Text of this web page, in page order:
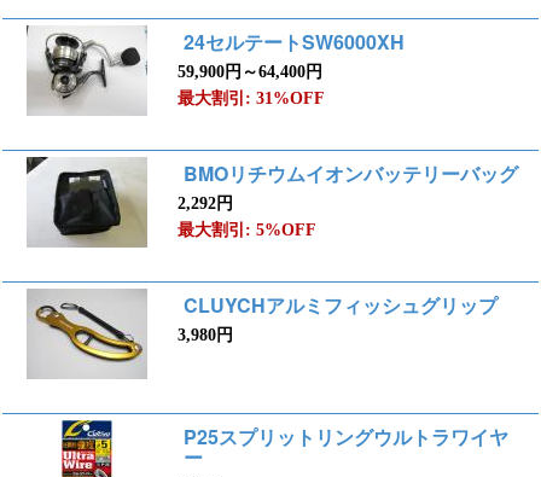
24セルテートSW6000XH
59,900円～64,400円
最大割引: 31%OFF
BMOリチウムイオンバッテリーバッグ
2,292円
最大割引: 5%OFF
CLUYCHアルミフィッシュグリップ
3,980円
P25スプリットリングウルトラワイヤ
ー